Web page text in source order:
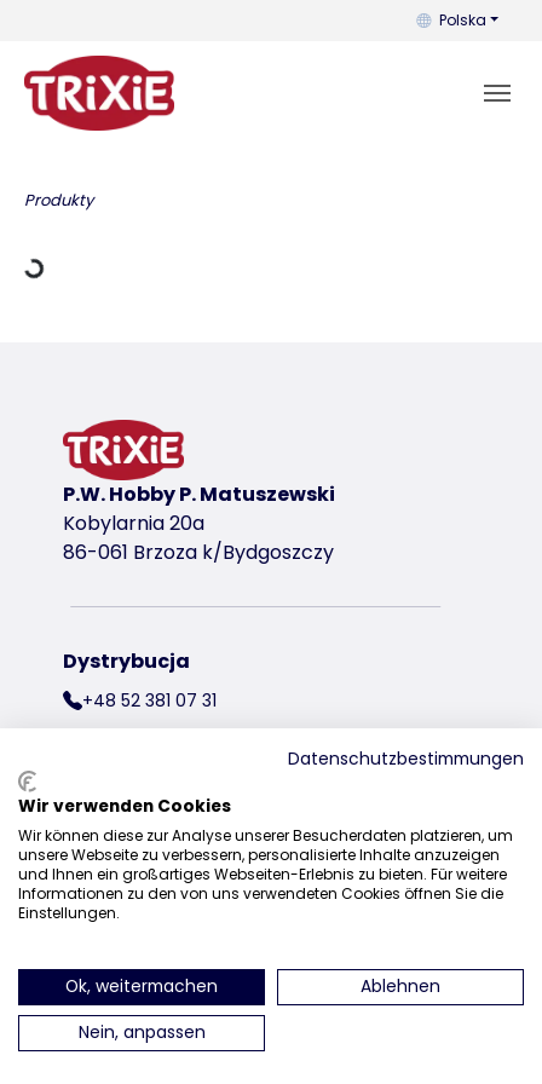
Możesz
Polska
Produkty
P.W. Hobby P. Matuszewski
Kobylarnia 20a
86-061 Brzoza k/Bydgoszczy
Dystrybucja
+48 52 381 07 31
znajdź nas na Instagramieznajdź nas na Facebooku
znajdź nas
Datenschutzbestimmungen
Wir verwenden Cookies
Wir können diese zur Analyse unserer Besucherdaten platzieren, um
unsere Webseite zu verbessern, personalisierte Inhalte anzuzeigen
und Ihnen ein großartiges Webseiten-Erlebnis zu bieten. Für weitere
Informationen zu den von uns verwendeten Cookies öffnen Sie die
Einstellungen.
Ok, weitermachen
Ablehnen
Nein, anpassen